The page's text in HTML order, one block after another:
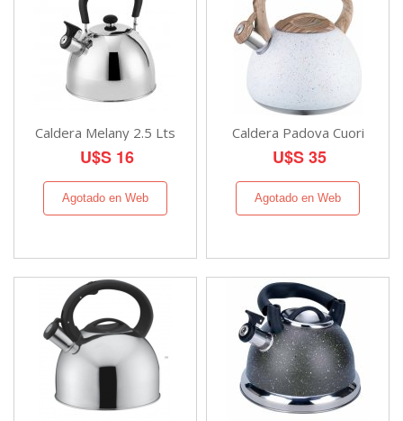
Caldera Melany 2.5 Lts
U$S 16
Agotado en Web
Caldera Padova Cuori
U$S 35
Agotado en Web